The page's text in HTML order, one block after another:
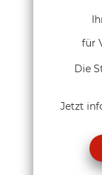
für
Die
Jetzt